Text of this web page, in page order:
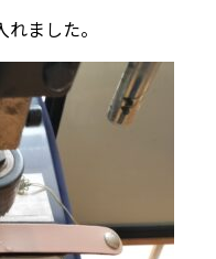
ました。